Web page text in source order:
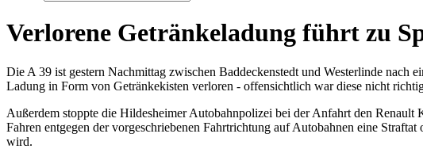
Verlorene Getränkeladung führt zu
Die A 39 ist gestern Nachmittag zwischen Baddeckenstedt und Westerlinde nach
Ladung in Form von Getränkekisten verloren - offensichtlich war diese nicht
Außerdem stoppte die Hildesheimer Autobahnpolizei bei der Anfahrt den Renault
Fahren entgegen der vorgeschriebenen Fahrtrichtung auf Autobahnen eine
wird.